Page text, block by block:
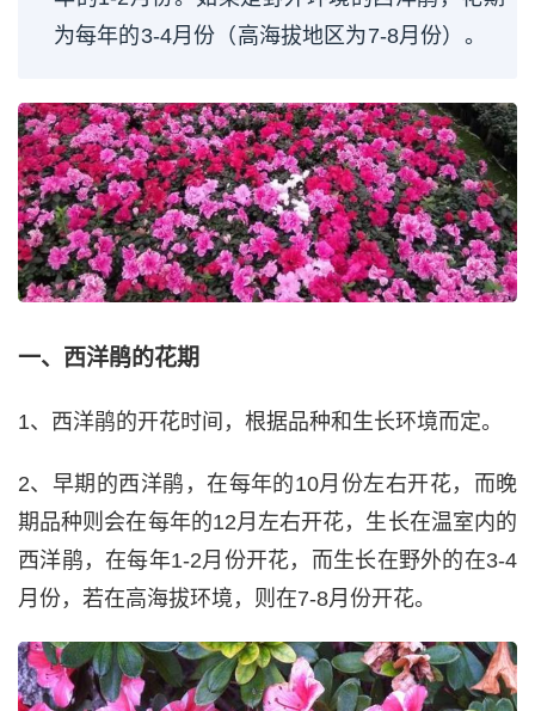
为每年的3-4月份（高海拔地区为7-8月份）。
一、西洋鹃的花期
1、西洋鹃的开花时间，根据品种和生长环境而定。
2、早期的西洋鹃，在每年的10月份左右开花，而晚
期品种则会在每年的12月左右开花，生长在温室内的
西洋鹃，在每年1-2月份开花，而生长在野外的在3-4
月份，若在高海拔环境，则在7-8月份开花。